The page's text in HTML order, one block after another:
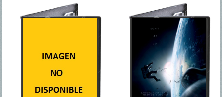
El Hobbit: La Desolación
aventura de Bilbo Bolsón
en su viaje con el mago
Gandalf y trece enanos
liderados por Thorin
GRAVITY
Mientras reparan un
satélite fuera de su nave,
dos astronautas sufren un
grave accidente y quedan
flotando en el espacio. Son
la doctora Ryan Stone, una
brillante ingeniera que
realiza su pr... Más